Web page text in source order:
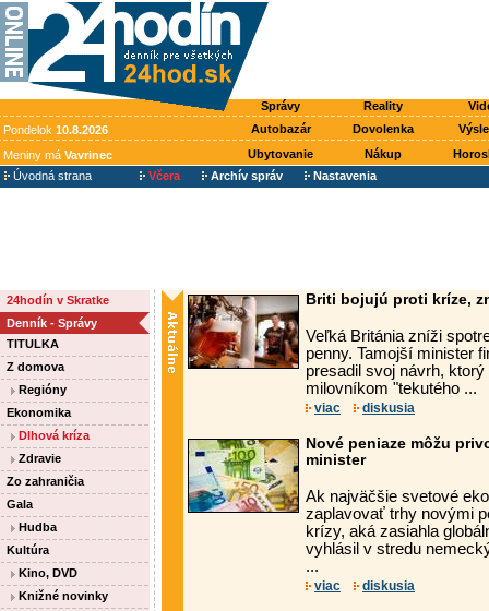
Správy Reality
Pondelok 10.8.2026 Autobazár Dovolenka
Meniny má Vavrinec Ubytovanie Nákup
Úvodná strana
Včera Archív správ Nastavenia
24hodín v Skratke
Denník - Správy
TITULKA
Z domova
Regióny
Ekonomika
Dlhová kríza
Zdravie
Zo zahraničia
Gala
Hudba
Kultúra
Kino, DVD
Knižné novinky
Briti bojujú proti kríze,
Veľká Británia zníži
penny. Tamojší minister
presadil svoj návrh,
milovníkom "tekutého ...
viac diskusia
Nové peniaze môžu
minister
Ak najväčšie svetové
zaplavovať trhy novými
krízy, aká zasiahla
vyhlásil v stredu
...
viac diskusia